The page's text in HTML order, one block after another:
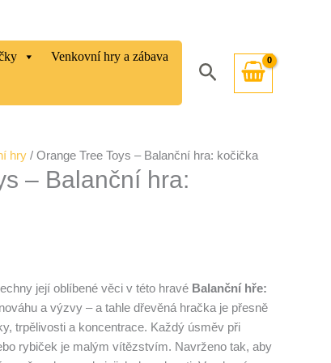
Venkovní hry a zábava
Hledat
hry / Orange Tree Toys – Balanční hra: kočička
– Balanční hra:
její oblíbené věci v této hravé Balanční hře:
a výzvy – a tahle dřevěná hračka je přesně
trpělivosti a koncentrace. Každý úsměv při
rybiček je malým vítězstvím. Navrženo tak, aby